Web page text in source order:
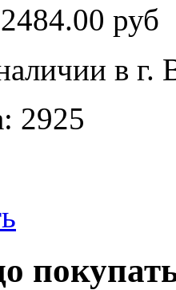
2484.00 руб
в г.
2925